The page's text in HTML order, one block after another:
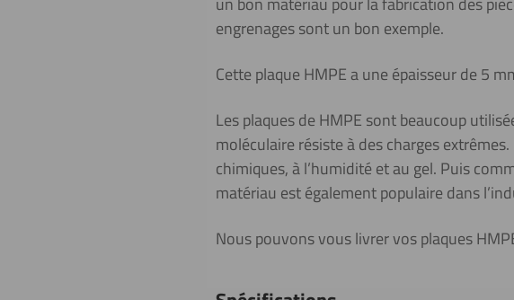
engrenages sont un bon exemple.
Cette plaque HMPE a une épaisseur de 5
Les plaques de HMPE sont beaucoup
moléculaire résiste à des charges
chimiques, à l’humidité et au gel. Puis
matériau est également populaire dans
Nous pouvons vous livrer vos plaques